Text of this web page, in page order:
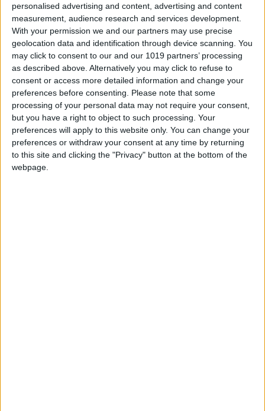
personalised advertising and content, advertising and content
measurement, audience research and services development.
With your permission we and our partners may use precise
geolocation data and identification through device scanning. You
may click to consent to our and our 1019 partners’ processing
as described above. Alternatively you may click to refuse to
consent or access more detailed information and change your
preferences before consenting. Please note that some
processing of your personal data may not require your consent,
but you have a right to object to such processing. Your
preferences will apply to this website only. You can change your
preferences or withdraw your consent at any time by returning
to this site and clicking the "Privacy" button at the bottom of the
webpage.
representarlas en las islas”.